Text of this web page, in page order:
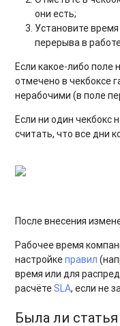
они есть;
Установите
перерыва в
Если какое-либо поле
отмечено в чекбоксе
нерабочими (в поле
Если ни один чекбокс
считать, что все дни
После внесения
Рабочее время
настройкеправил
время или для
расчётеSLA, если не
Была ли